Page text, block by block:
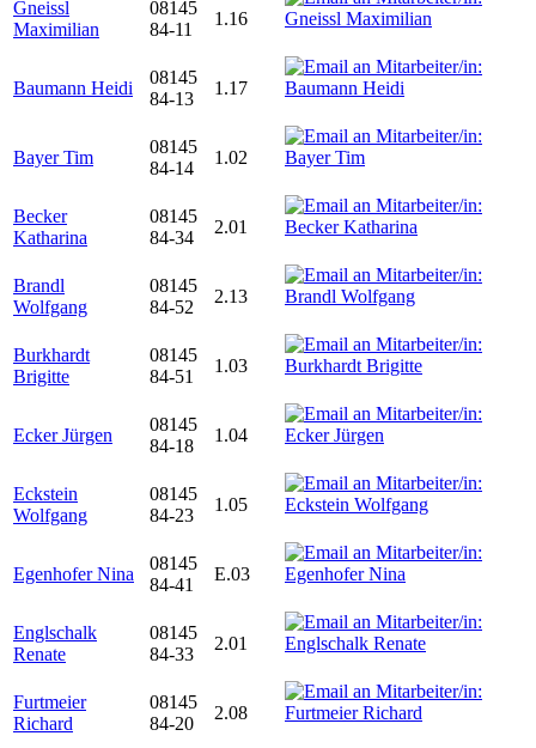
Gneissl
Maximilian
08145
84-11
1.16
Baumann Heidi
08145
84-13
1.17
Bayer Tim
08145
84-14
1.02
Becker
Katharina
08145
84-34
2.01
Brandl
Wolfgang
08145
84-52
2.13
Burkhardt
Brigitte
08145
84-51
1.03
Ecker Jürgen
08145
84-18
1.04
Eckstein
Wolfgang
08145
84-23
1.05
Egenhofer Nina
08145
84-41
E.03
Englschalk
Renate
08145
84-33
2.01
Furtmeier
Richard
08145
84-20
2.08